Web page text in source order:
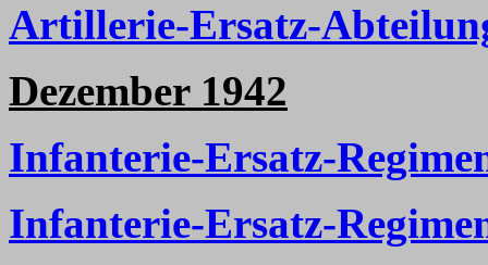
Artillerie-Ersatz-
Dezember 1942
Infanterie-Ersatz-
Infanterie-Ersatz-